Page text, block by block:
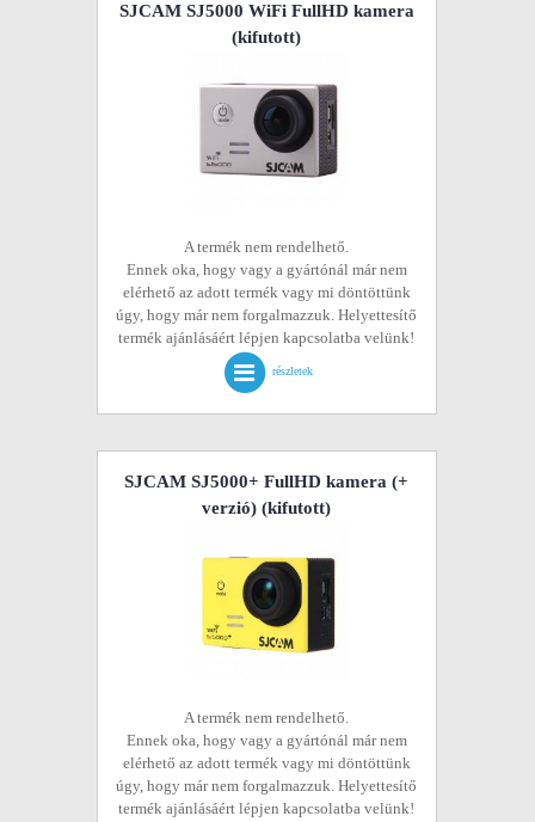
SJCAM SJ5000 WiFi FullHD kamera
(kifutott)
A termék nem rendelhető.
Ennek oka, hogy vagy a gyártónál már nem
elérhető az adott termék vagy mi döntöttünk
úgy, hogy már nem forgalmazzuk. Helyettesítő
termék ajánlásáért lépjen kapcsolatba velünk!
részletek
SJCAM SJ5000+ FullHD kamera (+
verzió) (kifutott)
A termék nem rendelhető.
Ennek oka, hogy vagy a gyártónál már nem
elérhető az adott termék vagy mi döntöttünk
úgy, hogy már nem forgalmazzuk. Helyettesítő
termék ajánlásáért lépjen kapcsolatba velünk!